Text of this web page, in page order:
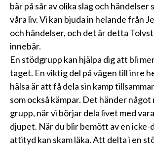
bär på sår av olika slag och händelser
våra liv. Vi kan bjuda in helande från
och händelser, och det är detta
innebär.
En stödgrupp kan hjälpa dig att bli
taget. En viktig del på vägen till inre
hälsa är att få dela sin kamp
som också kämpar. Det händer
grupp, när vi börjar dela livet med
djupet. När du blir bemött av en icke-
attityd kan skam läka. Att delta i en